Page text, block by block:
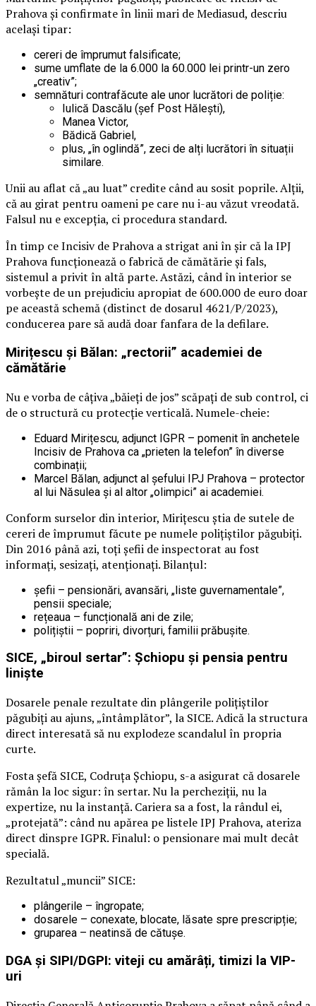
Prahova și confirmate în linii mari de Mediasud, descriu
același tipar:
cereri de împrumut falsificate;
sume umflate de la 6.000 la 60.000 lei printr-un zero
„creativ”;
semnături contrafăcute ale unor lucrători de poliție:
Iulică Dascălu (șef Post Hălești),
Manea Victor,
Bădică Gabriel,
plus, „în oglindă”, zeci de alți lucrători în situații
similare.
Unii au aflat că „au luat” credite când au sosit poprile. Alții,
că au girat pentru oameni pe care nu i-au văzut vreodată.
Falsul nu e excepția, ci procedura standard.
În timp ce Incisiv de Prahova a strigat ani în șir că la IPJ
Prahova funcționează o fabrică de cămătărie și fals,
sistemul a privit în altă parte. Astăzi, când în interior se
vorbește de un prejudiciu apropiat de 600.000 de euro doar
pe această schemă (distinct de dosarul 4621/P/2023),
conducerea pare să audă doar fanfara de la defilare.
Mirițescu și Bălan: „rectorii” academiei de
cămătărie
Nu e vorba de câțiva „băieți de jos” scăpați de sub control, ci
de o structură cu protecție verticală. Numele-cheie:
Eduard Mirițescu, adjunct IGPR – pomenit în anchetele
Incisiv de Prahova ca „prieten la telefon” în diverse
combinații;
Marcel Bălan, adjunct al șefului IPJ Prahova – protector
al lui Năsulea și al altor „olimpici” ai academiei.
Conform surselor din interior, Mirițescu știa de sutele de
cereri de împrumut făcute pe numele polițiștilor păgubiți.
Din 2016 până azi, toți șefii de inspectorat au fost
informați, sesizați, atenționați. Bilanțul:
șefii – pensionări, avansări, „liste guvernamentale”,
pensii speciale;
rețeaua – funcțională ani de zile;
polițiștii – popriri, divorțuri, familii prăbușite.
SICE, „biroul sertar”: Șchiopu și pensia pentru
liniște
Dosarele penale rezultate din plângerile polițiștilor
păgubiți au ajuns, „întâmplător”, la SICE. Adică la structura
direct interesată să nu explodeze scandalul în propria
curte.
Fosta șefă SICE, Codruța Șchiopu, s-a asigurat că dosarele
rămân la loc sigur: în sertar. Nu la percheziții, nu la
expertize, nu la instanță. Cariera sa a fost, la rândul ei,
„protejată”: când nu apărea pe listele IPJ Prahova, ateriza
direct dinspre IGPR. Finalul: o pensionare mai mult decât
specială.
Rezultatul „muncii” SICE:
plângerile – îngropate;
dosarele – conexate, blocate, lăsate spre prescripție;
gruparea – neatinsă de cătușe.
DGA și SIPI/DGPI: viteji cu amărâți, timizi la VIP-
uri